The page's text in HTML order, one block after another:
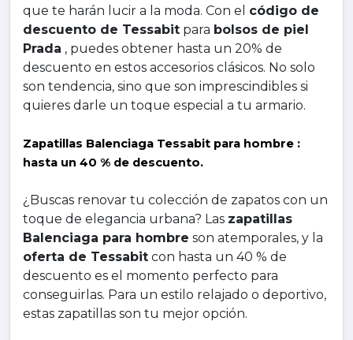
que te harán lucir a la moda. Con el código de
descuento de Tessabit para bolsos de piel
Prada , puedes obtener hasta un 20% de
descuento en estos accesorios clásicos. No solo
son tendencia, sino que son imprescindibles si
quieres darle un toque especial a tu armario.
Zapatillas Balenciaga Tessabit para hombre :
hasta un 40 % de descuento.
¿Buscas renovar tu colección de zapatos con un
toque de elegancia urbana? Las zapatillas
Balenciaga para hombre
oferta de Tessabit con hasta un 40 % de
descuento es el momento perfecto para
conseguirlas. Para un estilo relajado o deportivo,
estas zapatillas son tu mejor opción.